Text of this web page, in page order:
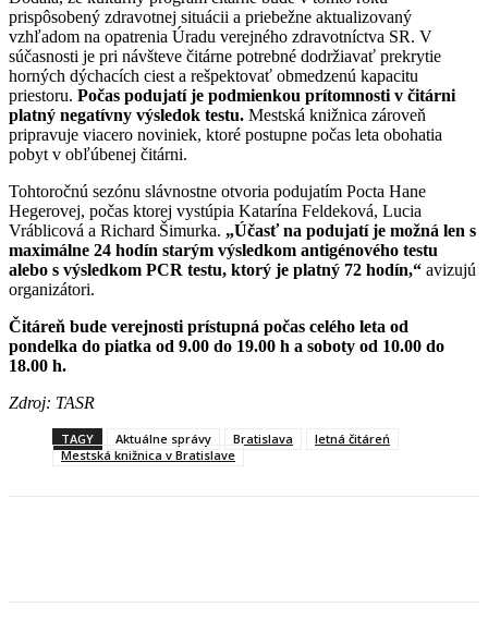
prispôsobený zdravotnej situácii a priebežne aktualizovaný
vzhľadom na opatrenia Úradu verejného zdravotníctva SR. V
súčasnosti je pri návšteve čitárne potrebné dodržiavať prekrytie
horných dýchacích ciest a rešpektovať obmedzenú kapacitu
priestoru. Počas podujatí je podmienkou prítomnosti v čitárni
platný negatívny výsledok testu. Mestská knižnica zároveň
pripravuje viacero noviniek, ktoré postupne počas leta obohatia
pobyt v obľúbenej čitárni.
Tohtoročnú sezónu slávnostne otvoria podujatím Pocta Hane
Hegerovej, počas ktorej vystúpia Katarína Feldeková, Lucia
Vráblicová a Richard Šimurka. „Účasť na podujatí je možná len s
maximálne 24 hodín starým výsledkom antigénového testu
alebo s výsledkom PCR testu, ktorý je platný 72 hodín,“ avizujú
organizátori.
Čitáreň bude verejnosti prístupná počas celého leta od
pondelka do piatka od 9.00 do 19.00 h a soboty od 10.00 do
18.00 h.
Zdroj: TASR
TAGY Aktuálne správy Bratislava
letná čitáreń
Mestská knižnica v Bratislave